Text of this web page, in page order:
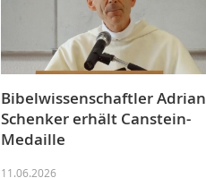
Bibelwissenschaftler Adrian
Schenker erhält Canstein-
Medaille
11.06.2026